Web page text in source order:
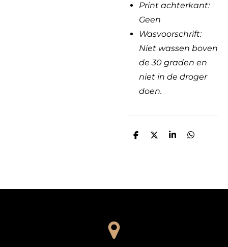
Print achterkant:
Geen
Wasvoorschrift:
Niet wassen boven
de 30 graden en
niet in de droger
doen.
D
D
S
D